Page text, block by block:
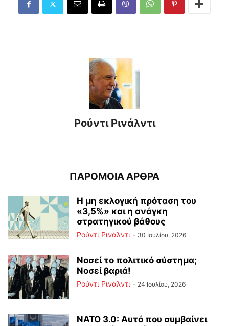
Ρούντι Ρινάλντι
ΠΑΡΟΜΟΙΑ ΑΡΘΡΑ
Η μη εκλογική πρόταση του
«3,5%» και η ανάγκη
στρατηγικού βάθους
Ρούντι Ρινάλντι - 30 Ιουλίου, 2026
Νοσεί το πολιτικό σύστημα;
Νοσεί βαριά!
Ρούντι Ρινάλντι - 24 Ιουλίου, 2026
ΝΑΤΟ 3.0: Αυτό που συμβαίνει